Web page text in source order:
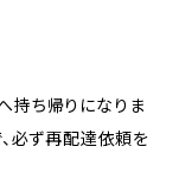
持ち帰りになりま
必ず再配達依頼を